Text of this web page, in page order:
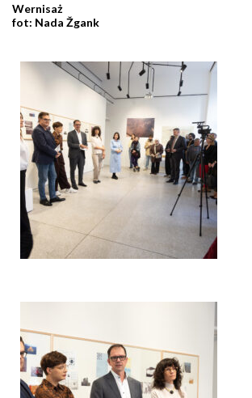
Wernisaż
fot: Nada Žgank